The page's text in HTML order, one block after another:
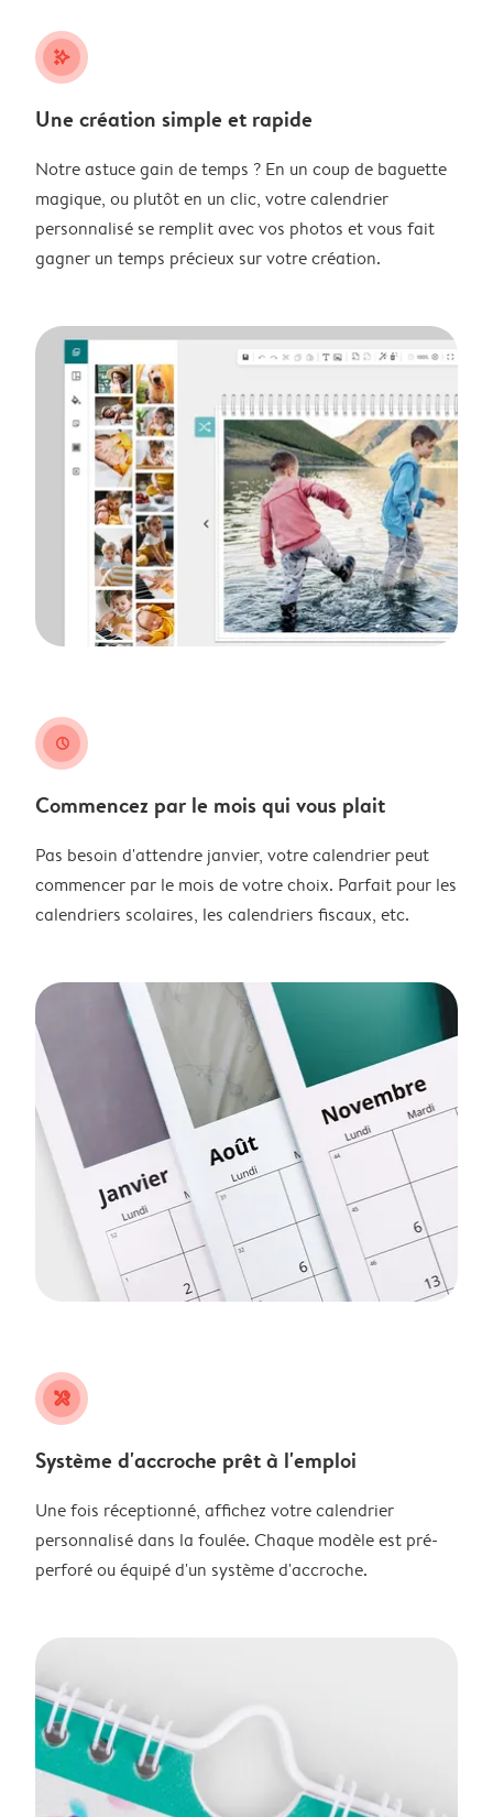
stars_plus
Une création simple et rapide
Notre astuce gain de temps ? En un coup de baguette
magique, ou plutôt en un clic, votre calendrier
personnalisé se remplit avec vos photos et vous fait
gagner un temps précieux sur votre création.
clock
Commencez par le mois qui vous plait
Pas besoin d'attendre janvier, votre calendrier peut
commencer par le mois de votre choix. Parfait pour les
calendriers scolaires, les calendriers fiscaux, etc.
tools
Système d'accroche prêt à l'emploi
Une fois réceptionné, affichez votre calendrier
personnalisé dans la foulée. Chaque modèle est pré-
perforé ou équipé d'un système d'accroche.